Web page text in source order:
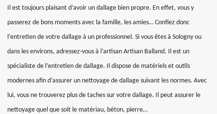
Il est toujours plaisant d’avoir un dallage bien propre. En effet, vous y
passerez de bons moments avec la famille, les amies… Confiez donc
l’entretien de votre dallage à un professionnel. Si vous êtes à Sologny ou
dans les environs, adressez-vous à l’artisan Artisan Balland. Il est un
spécialiste de l’entretien de dallage. Il dispose de matériels et outils
modernes afin d’assurer un nettoyage de dallage suivant les normes. Avec
lui, vous ne trouverez plus de taches sur votre dallage. Il peut assurer le
nettoyage quel que soit le matériau, béton, pierre…